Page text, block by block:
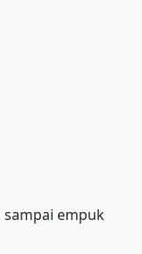
sampai empuk